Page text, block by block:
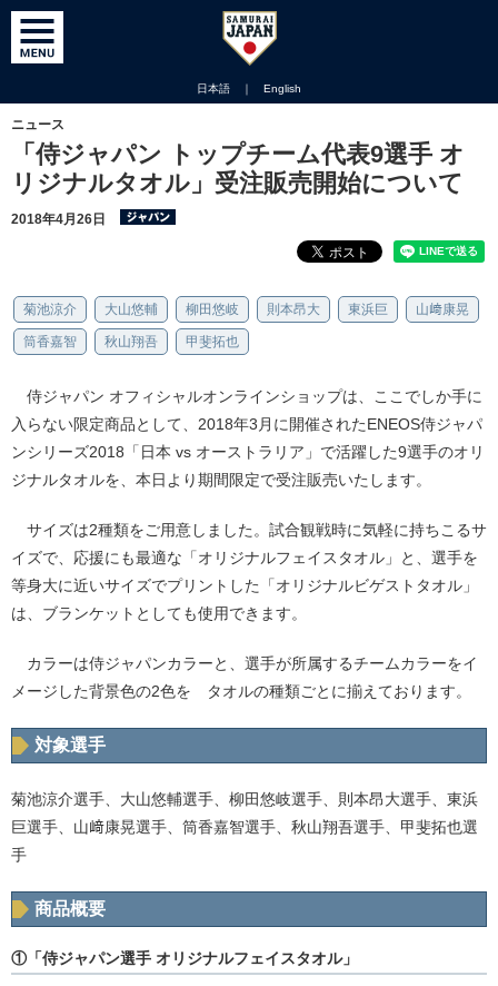
日本語 ｜ English
ニュース
「侍ジャパン トップチーム代表9選手 オ
リジナルタオル」受注販売開始について
2018年4月26日
菊池涼介 大山悠輔 柳田悠岐 則本昂大 東浜巨 山﨑康晃
筒香嘉智 秋山翔吾 甲斐拓也
侍ジャパン オフィシャルオンラインショップは、ここでしか手に
入らない限定商品として、2018年3月に開催されたENEOS侍ジャパ
ンシリーズ2018「日本 vs オーストラリア」で活躍した9選手のオリ
ジナルタオルを、本日より期間限定で受注販売いたします。
サイズは2種類をご用意しました。試合観戦時に気軽に持ちこるサ
イズで、応援にも最適な「オリジナルフェイスタオル」と、選手を
等身大に近いサイズでプリントした「オリジナルビゲストタオル」
は、ブランケットとしても使用できます。
カラーは侍ジャパンカラーと、選手が所属するチームカラーをイ
メージした背景色の2色を タオルの種類ごとに揃えております。
対象選手
菊池涼介選手、大山悠輔選手、柳田悠岐選手、則本昂大選手、東浜
巨選手、山﨑康晃選手、筒香嘉智選手、秋山翔吾選手、甲斐拓也選
手
商品概要
①「侍ジャパン選手 オリジナルフェイスタオル」